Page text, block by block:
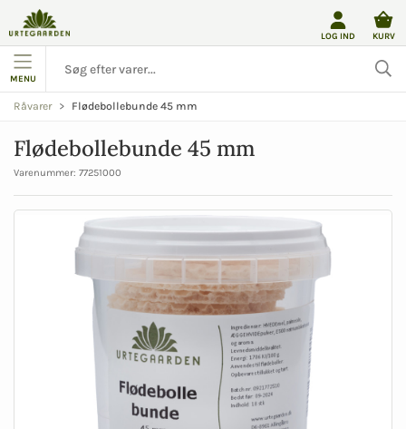
LOG IND KURV
MENU
Råvarer Flødebollebunde 45 mm
Flødebollebunde 45 mm
Varenummer: 77251000